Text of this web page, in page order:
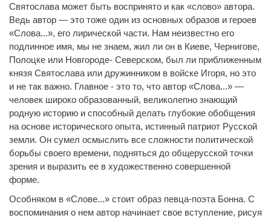
Святослава может быть воспринято и как «слово» автора.
Ведь автор — это тоже один из основных образов и героев
«Слова...», его лирической части. Нам неизвестно его
подлинное имя, мы не знаем, жил ли он в Киеве, Чернигове,
Полоцке или Новгороде- Северском, был ли приближенным
князя Святослава или дружинником в войске Игоря, но это
и не так важно. Главное - это то, что автор «Слова...» —
человек широко образованный, великолепно знающий
родную историю и способный делать глубокие обобщения
на основе исторического опыта, истинный патриот Русской
земли. Он сумел осмыслить все сложности политической
борьбы своего времени, подняться до общерусской точки
зрения и выразить ее в художественно совершенной
форме.
Особняком в «Слове...» стоит образ певца-поэта Бонна. С
воспоминания о нем автор начинает свое вступление, рисуя